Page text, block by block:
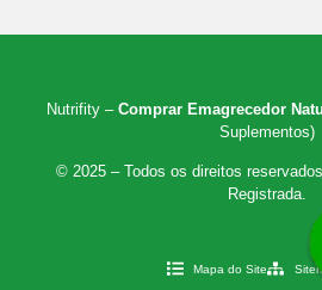
Nutrifity – Comprar Emagrecedor
Suplementos)
© 2025 – Todos os direitos
Registrada.
Mapa do Site